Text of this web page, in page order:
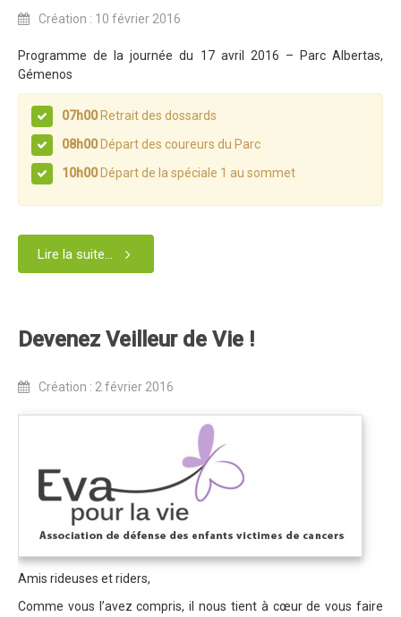
Blog 2017
Bilan de l'Enduro 2017
Règlement
Blog 2016
Programme de la journée
Partenaires
Règlement
Création : 10 février 2016
Programme de la journée du 17 avril 2016 – Parc Albertas,
Gémenos
07h00Retrait des dossards
08h00Départ des coureurs du Parc
10h00Départ de la spéciale 1 au sommet
Lire la suite...
Devenez Veilleur de Vie !
Création : 2 février 2016
Amis rideuses et riders,
Comme vous l’avez compris, il nous tient à cœur de vous faire